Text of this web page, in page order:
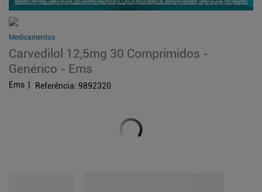
Medicamentos
Carvedilol 12,5mg 30 Comprimidos -
Genérico - Ems
Ems Referência: 9892320